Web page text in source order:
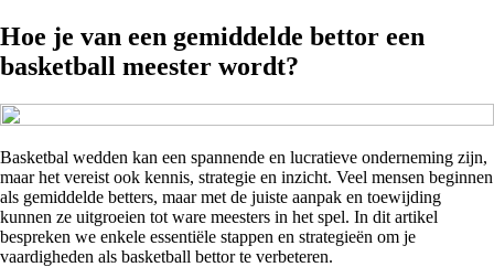
Hoe je van een gemiddelde bettor een
basketball meester wordt?
Basketbal wedden kan een spannende en lucratieve onderneming zijn,
maar het vereist ook kennis, strategie en inzicht. Veel mensen beginnen
als gemiddelde betters, maar met de juiste aanpak en toewijding
kunnen ze uitgroeien tot ware meesters in het spel. In dit artikel
bespreken we enkele essentiële stappen en strategieën om je
vaardigheden als basketball bettor te verbeteren.